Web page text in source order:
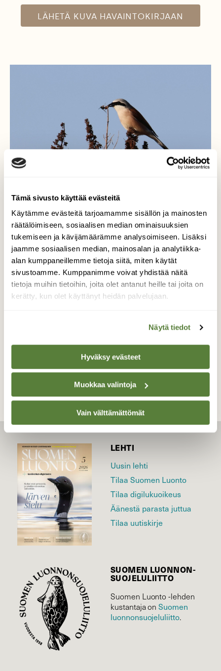
Tämä sivusto käyttää evästeitä
Käytämme evästeitä tarjoamamme sisällön ja mainosten
räätälöimiseen, sosiaalisen median ominaisuuksien
tukemiseen ja kävijämäärämme analysoimiseen. Lisäksi
jaamme sosiaalisen median, mainosalan ja analytiikka-
alan kumppaneillemme tietoja siitä, miten käytät
sivustoamme. Kumppanimme voivat yhdistää näitä
tietoja muihin tietoihin, joita olet antanut heille tai joita on
kerätty, kun olet käyttänyt heidän palvelujaan.
Näytä tiedot
Hyväksy evästeet
Muokkaa valintoja
Vain välttämättömät
LÄHETÄ KUVA HAVAINTOKIRJAAN
Pistiäisen surma
Oli hieno hetki seurata, kun pikkulepinkäinen
saalisti pistiäisen.
Valokuvaaja: Jaana Saarelainen, Tuomivaara,
TAKAISIN LISTAAN
LEHTI
Uusin lehti
Tilaa Suomen Luonto
Tilaa digilukuoikeus
Äänestä parasta juttua
Tilaa uutiskirje
SUOMEN LUONNON­
SUOJELU­LIITTO
Suomen Luonto -lehden
kustantaja onSuomen
luonnonsuojelu­liitto.